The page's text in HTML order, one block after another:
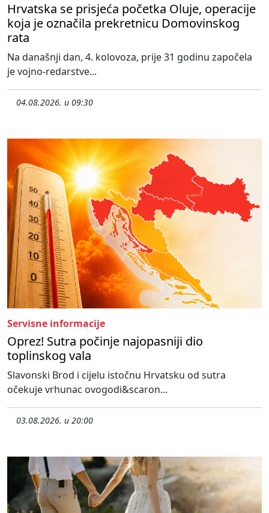
Hrvatska se prisjeća početka Oluje, operacije
koja je označila prekretnicu Domovinskog
rata
Na današnji dan, 4. kolovoza, prije 31 godinu započela
je vojno-redarstve...
04.08.2026. u 09:30
Servisne informacije
Oprez! Sutra počinje najopasniji dio
toplinskog vala
Slavonski Brod i cijelu istočnu Hrvatsku od sutra
očekuje vrhunac ovogodi&scaron...
03.08.2026. u 20:00